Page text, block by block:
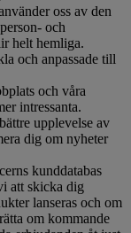
oss av den
och
helt hemliga.
och anpassade till
och våra
intressanta.
upplevelse av
dig om nyheter
kunddatabas
att skicka dig
lanseras och om
om kommande